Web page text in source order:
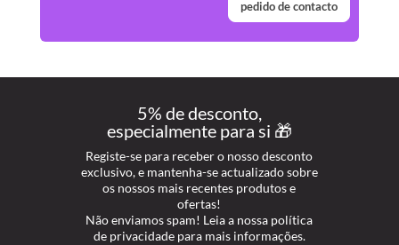
pedido de contacto
5% de desconto,
especialmente para si 🎁
Registe-se para receber o nosso desconto
exclusivo, e mantenha-se actualizado sobre
os nossos mais recentes produtos e
ofertas!
Não enviamos spam! Leia a nossa política
de privacidade para mais informações.